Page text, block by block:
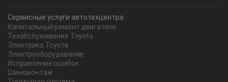
Сервисные услуги автотехцентра
Капитальный ремонт двигателя
Техобслуживание Toyota
Электрика Toyota
Электрооборудование
Исправление ошибок
Шиномонтаж